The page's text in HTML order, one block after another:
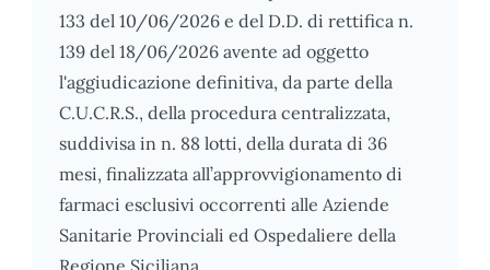
133 del 10/06/2026 e del D.D. di rettifica n.
139 del 18/06/2026 avente ad oggetto
l'aggiudicazione definitiva, da parte della
C.U.C.R.S., della procedura centralizzata,
suddivisa in n. 88 lotti, della durata di 36
mesi, finalizzata all’approvvigionamento di
farmaci esclusivi occorrenti alle Aziende
Sanitarie Provinciali ed Ospedaliere della
Regione Siciliana